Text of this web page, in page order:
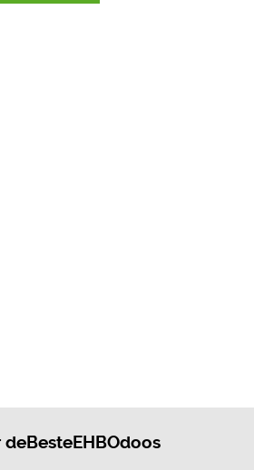
deBesteEHBOdoos